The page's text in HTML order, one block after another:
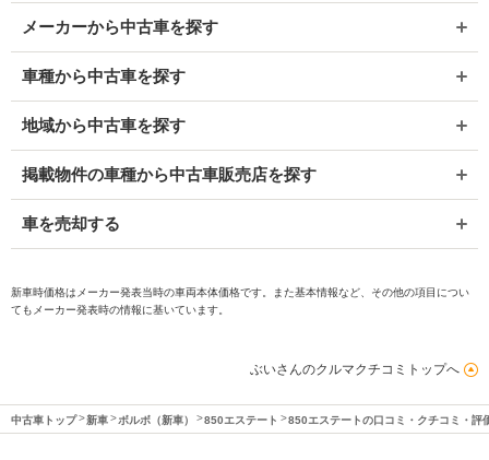
メーカーから中古車を探す
車種から中古車を探す
地域から中古車を探す
掲載物件の車種から中古車販売店を探す
車を売却する
新車時価格はメーカー発表当時の車両本体価格です。また基本情報など、その他の項目につい
てもメーカー発表時の情報に基いています。
ぶいさんのクルマクチコミトップへ
中古車トップ 新車 ボルボ（新車） 850エステート 850エステートの口コミ・クチコミ・評